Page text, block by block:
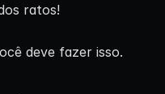
ratos!
deve fazer isso.